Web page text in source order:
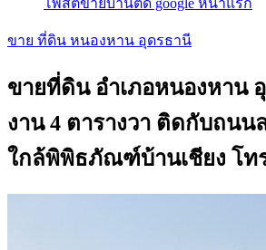
ขาย ที่ดิน หนองหาน อุดรธานี
ขายที่ดิน อำเภอหนองหาน
งาน 4 ตารางวา ติดกับถนน
ใกล้พิพิธภัณฑ์บ้านเชียง โทร